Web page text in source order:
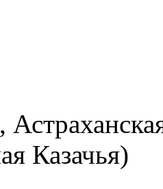
Казачья)